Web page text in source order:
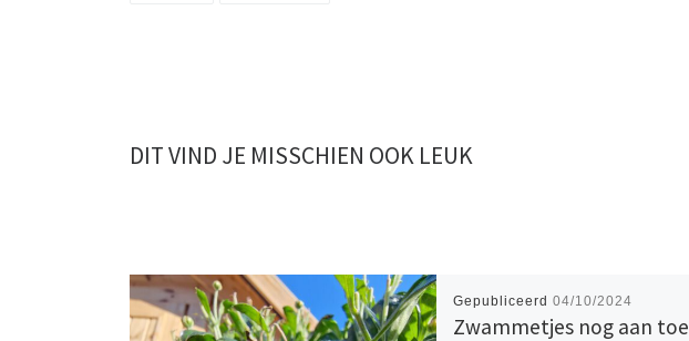
DIT VIND JE MISSCHIEN OOK LEUK
Gepubliceerd 04/10/2024
Zwammetjes nog aan toe